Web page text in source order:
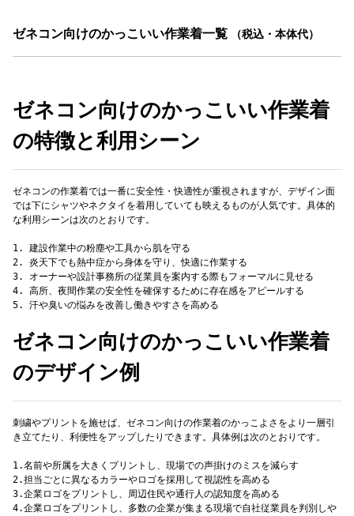
ゼネコン向けのかっこいい作業着一覧 （税込・本体代）
ゼネコン向けのかっこいい作業着
の特徴と利用シーン
ゼネコンの作業着では一番に安全性・快適性が重視されますが、デザイン面
では下にシャツやネクタイを着用していても映えるものが人気です。具体的
な利用シーンは次のとおりです。
1. 建設作業中の粉塵や工具から肌を守る
2. 炎天下でも熱中症から身体を守り、快適に作業する
3. オーナーや設計事務所の従業員を案内する際もフォーマルに見せる
4. 高所、夜間作業の安全性を確保するために存在感をアピールする
ゼネコン向けのかっこいい作業着
のデザイン例
刺繍やプリントを施せば、ゼネコン向けの作業着のかっこよさをより一層引
き立てたり、利便性をアップしたりできます。具体例は次のとおりです。
1.名前や所属を大きくプリントし、現場での声掛けのミスを減らす
2.担当ごとに異なるカラーやロゴを採用して視認性を高める
3.企業ロゴをプリントし、周辺住民や通行人の認知度を高める
4.企業ロゴをプリントし、多数の企業が集まる現場で自社従業員を判別しや